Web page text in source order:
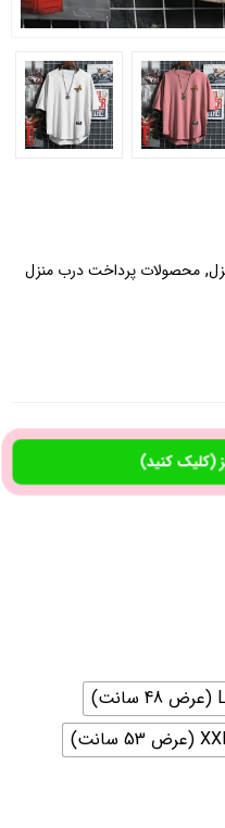
, محصولات پرداخت درب منزل
(کلیک کنید)